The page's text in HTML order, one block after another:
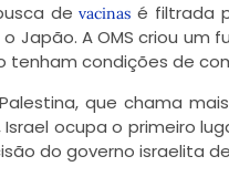
devacinas é filtrada
o Japão. A OMS criou
tenham condições de
que chama
ocupa o primeiro
do governo israelita